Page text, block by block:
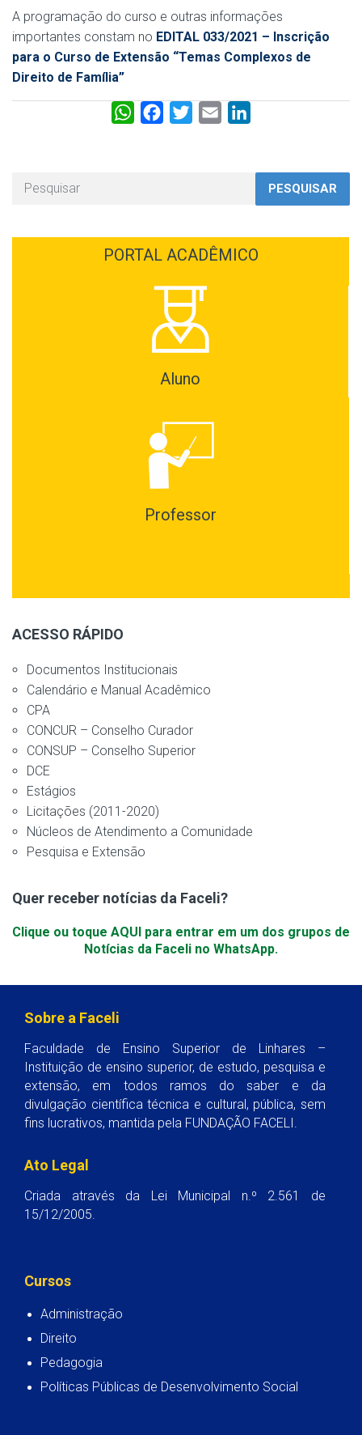
A programação do curso e outras informações
importantes constam no EDITAL 033/2021 – Inscrição
para o Curso de Extensão “Temas Complexos de
Direito de Família”
W
p
o
r
e
I
PESQUISAR
PORTAL ACADÊMICO
Aluno
Professor
ACESSO RÁPIDO
Documentos Institucionais
Calendário e Manual Acadêmico
CPA
CONCUR – Conselho Curador
CONSUP – Conselho Superior
DCE
Estágios
Licitações (2011-2020)
Núcleos de Atendimento a Comunidade
Pesquisa e Extensão
Quer receber notícias da Faceli?
Clique ou toque AQUI para entrar em um dos grupos de
Notícias da Faceli no WhatsApp.
Sobre a Faceli
Faculdade de Ensino Superior de Linhares –
Instituição de ensino superior, de estudo, pesquisa e
extensão, em todos ramos do saber e da
divulgação científica técnica e cultural, pública, sem
fins lucrativos, mantida pela FUNDAÇÃO FACELI.
Ato Legal
Criada através da Lei Municipal n.º 2.561 de
15/12/2005.
Cursos
Administração
Direito
Pedagogia
Políticas Públicas de Desenvolvimento Social